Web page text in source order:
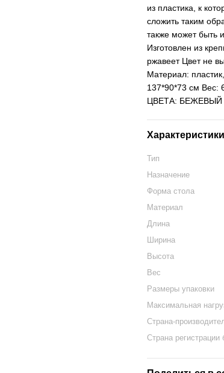
из пластика, к
сложить таким
также может быть
Изготовлен из
ржавеет Цвет не
Материал:
137*90*73 см Вес:
ЦВЕТА: БЕЖЕВЫЙ
Характеристики
Тип
Назначение
Форма стола
Материал
Длина
Ширина
Высота
Вес
Размеры упаковки
Максимальная
Страна-
Страна регистрации